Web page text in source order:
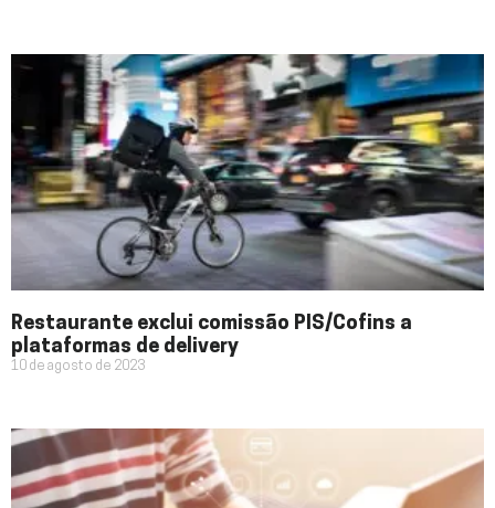
Restaurante exclui comissão PIS/Cofins a
plataformas de delivery
10 de agosto de 2023